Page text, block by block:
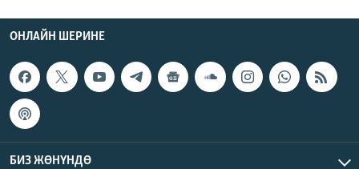
ОНЛАЙН ШЕРИНЕ
БИЗ ЖӨНҮНДӨ